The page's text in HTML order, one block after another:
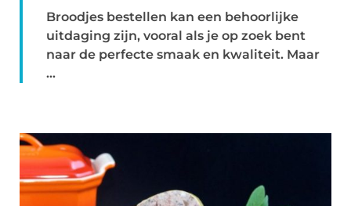
Broodjes bestellen kan een behoorlijke
uitdaging zijn, vooral als je op zoek bent
naar de perfecte smaak en kwaliteit. Maar
...